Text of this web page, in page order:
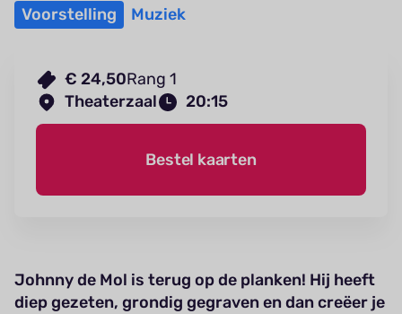
Voorstelling Muziek
€ 24,50Rang 1
Theaterzaal
20:15
Bestel kaarten
Johnny de Mol is terug op de planken! Hij heeft
diep gezeten, grondig gegraven en dan creëer je